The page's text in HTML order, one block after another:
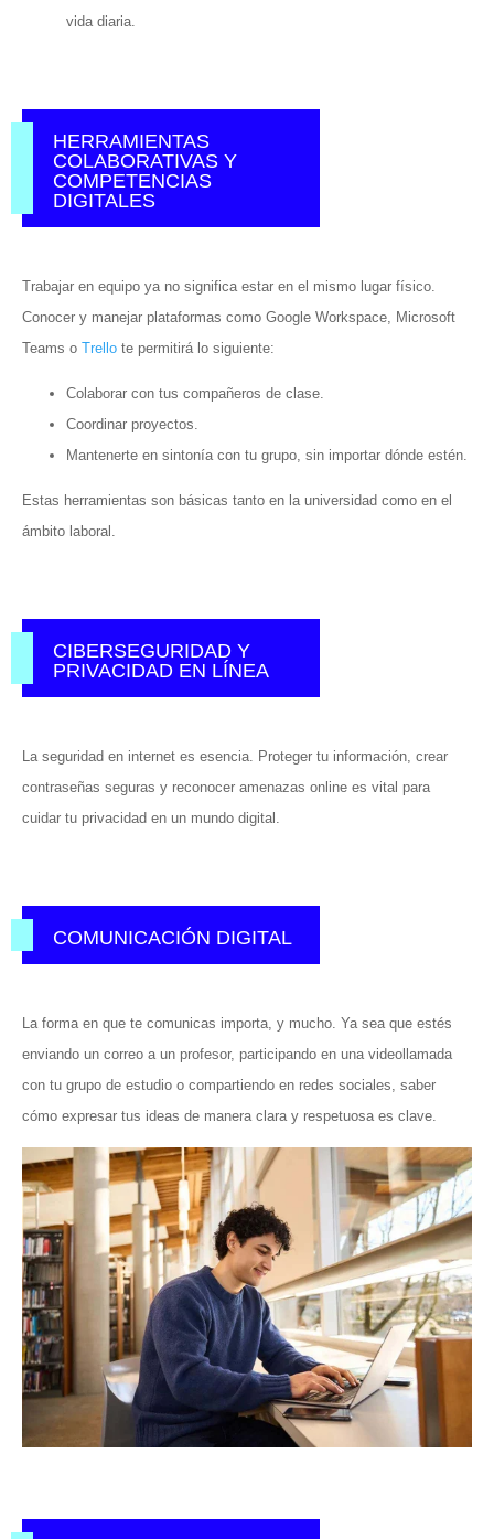
vida diaria.
HERRAMIENTAS
COLABORATIVAS Y
COMPETENCIAS
DIGITALES
Trabajar en equipo ya no significa estar en el mismo lugar físico.
Conocer y manejar plataformas como Google Workspace, Microsoft
Teams o Trello te permitirá lo siguiente:
Colaborar con tus compañeros de clase.
Coordinar proyectos.
Mantenerte en sintonía con tu grupo, sin importar dónde estén.
Estas herramientas son básicas tanto en la universidad como en el
ámbito laboral.
CIBERSEGURIDAD Y
PRIVACIDAD EN LÍNEA
La seguridad en internet es esencia. Proteger tu información, crear
contraseñas seguras y reconocer amenazas online es vital para
cuidar tu privacidad en un mundo digital.
COMUNICACIÓN DIGITAL
La forma en que te comunicas importa, y mucho. Ya sea que estés
enviando un correo a un profesor, participando en una videollamada
con tu grupo de estudio o compartiendo en redes sociales, saber
cómo expresar tus ideas de manera clara y respetuosa es clave.